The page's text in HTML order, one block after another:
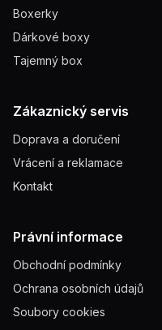
Boxerky
Dárkové boxy
Tajemný box
Zákaznický servis
Doprava a doručení
Vrácení a reklamace
Kontakt
Právní informace
Obchodní podmínky
Ochrana osobních údajů
Soubory cookies